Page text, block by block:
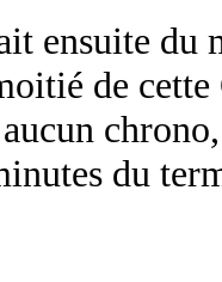
ensuite
de
du